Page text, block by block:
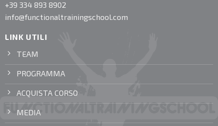
+39 334 893 8902
info@functionaltrainingschool.com
LINK UTILI
TEAM
PROGRAMMA
ACQUISTA CORSO
MEDIA